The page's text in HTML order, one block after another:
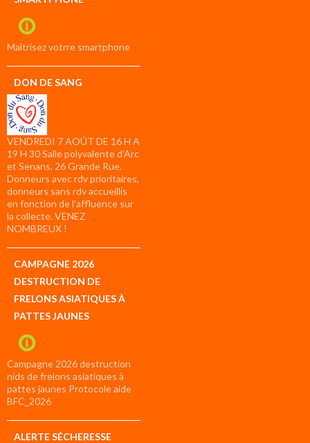
Maîtrisez votrre smartphone
DON DE SANG
VENDREDI 7 AOÛT DE 16 H A
19 H 30 Salle polyvalente d’Arc
et Senans, 26 Grande Rue.
Donneurs avec rdv prioritaires,
donneurs sans rdv accueillis
en fonction de l’affluence sur
la collecte. VENEZ
NOMBREUX !
CAMPAGNE 2026
DESTRUCTION DE
FRELONS ASIATIQUES À
PATTES JAUNES
Campagne 2026 destruction
nids de frelons asiatiques à
pattes jaunes Protocole aide
BFC_2026
ALERTE SÉCHERESSE